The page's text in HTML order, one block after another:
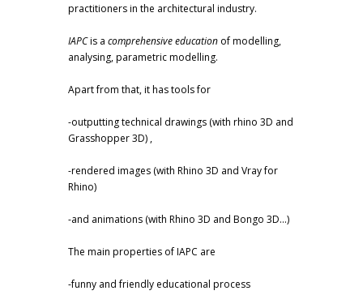
practitioners in the architectural industry.
IAPCis a comprehensive education of modelling,
analysing, parametric modelling.
Apart from that, it has tools for
-outputting technical drawings (with rhino 3D and
Grasshopper 3D) ,
-rendered images (with Rhino 3D and Vray for
Rhino)
-and animations (with Rhino 3D and Bongo 3D...)
The main properties of IAPC are
-funny and friendly educational process